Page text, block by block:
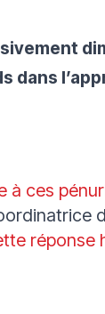
dans
ces